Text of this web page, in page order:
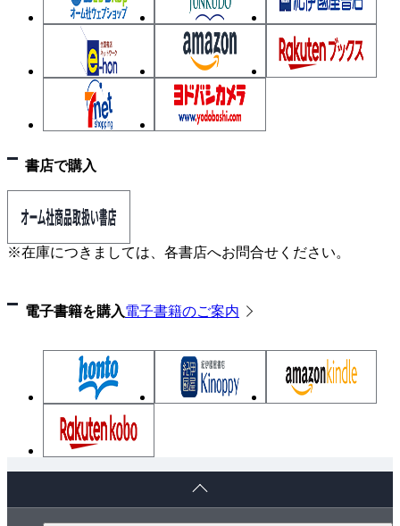
書店で購入
※在庫につきましては、各書店へお問合せください。
電子書籍を購入電子書籍のご案内